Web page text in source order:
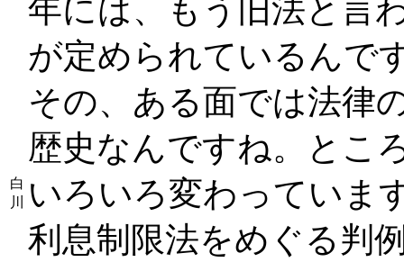
白
川
年には、もう旧法と言
が定められているんで
その、ある面では法律
歴史なんですね。とこ
いろいろ変わっていま
利息制限法をめぐる判